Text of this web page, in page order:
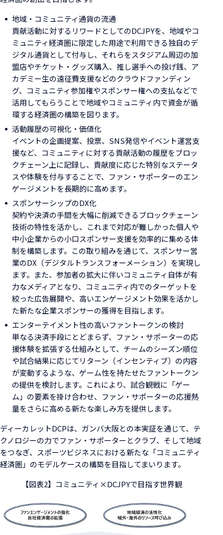
地域・コミュニティ通貨の流通
貢献活動に対するリワードとしてのDCJPYを、地域やコ
ミュニティ経済圏に限定した用途で利用できる独自のデ
ジタル通貨として付与し、それらをスタジアム周辺の加
盟店やチケット・グッズ購入、推し選手への投げ銭、ア
カデミー生の遠征費支援などのクラウドファンディン
グ、コミュニティ参加権やスポンサー権への支払などで
活用してもらうことで地域やコミュニティ内で資金が循
環する経済圏の構築を図ります。
活動履歴の可視化・価値化
イベントの企画提案、投票、SNS発信やイベント運営支
援など、コミュニティに対する貢献活動の履歴をブロッ
クチェーン上に記録し、貢献度に応じた特別なステータ
スや体験を付与することで、ファン・サポーターのエン
ゲージメントを長期的に高めます。
スポンサーシップのDX化
契約や決済の手間を大幅に削減できるブロックチェーン
技術の特性を活かし、これまで対応が難しかった個人や
中小企業からの小口スポンサー支援を効率的に集める体
制を構築します。この取り組みを通じて、スポンサー営
業のDX（デジタルトランスフォーメーション）を実現し
ます。また、参加者の拡大に伴いコミュニティ自体が有
力なメディアとなり、コミュニティ内でのターゲットを
絞った広告展開や、高いエンゲージメント効果を活かし
た新たな企業スポンサーの獲得を目指します。
エンターテイメント性の高いファントークンの検討
単なる決済手段にとどまらず、ファン・サポーターの応
援体験を拡張する仕組みとして、チームのシーズン順位
や試合結果に応じてリターン（インセンティブ）の内容
が変動するような、ゲーム性を持たせたファントークン
の提供を検討します。これにより、試合観戦に「ゲー
ム」の要素を掛け合わせ、ファン・サポーターの応援熱
量をさらに高める新たな楽しみ方を提供します。
ディーカレットDCPは、ガンバ大阪との本実証を通じて、テ
クノロジーの力でファン・サポーターとクラブ、そして地域
をつなぎ、スポーツビジネスにおける新たな「コミュニティ
経済圏」のモデルケースの構築を目指してまいります。
【図表2】コミュニティ×DCJPYで目指す世界観